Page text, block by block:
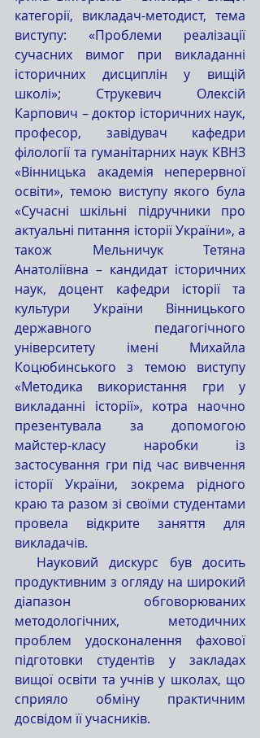
категорії, викладач-методист, тема
виступу: «Проблеми реалізації
сучасних вимог при викладанні
історичних дисциплін у вищій
школі»; Струкевич Олексій
Карпович – доктор історичних наук,
професор, завідувач кафедри
філології та гуманітарних наук КВНЗ
«Вінницька академія неперервної
освіти», темою виступу якого була
«Сучасні шкільні підручники про
актуальні питання історії України», а
також Мельничук Тетяна
Анатоліївна – кандидат історичних
наук, доцент кафедри історії та
культури України Вінницького
державного педагогічного
університету імені Михайла
Коцюбинського з темою виступу
«Методика використання гри у
викладанні історії», котра наочно
презентувала за допомогою
майстер-класу наробки із
застосування гри під час вивчення
історії України, зокрема рідного
краю та разом зі своїми студентами
провела відкрите заняття для
викладачів.
продуктивним з огляду на широкий
діапазон обговорюваних
методологічних, методичних
проблем удосконалення фахової
підготовки студентів у закладах
вищої освіти та учнів у школах, що
сприяло обміну практичним
досвідом її учасників.